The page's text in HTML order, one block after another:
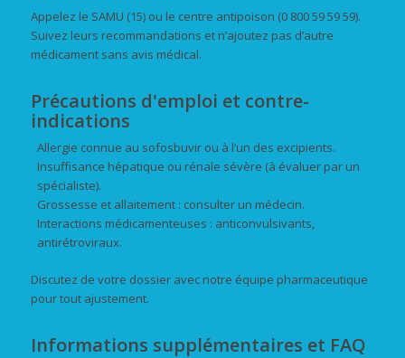
Appelez le SAMU (15) ou le centre antipoison (0 800 59 59 59).
Suivez leurs recommandations et n’ajoutez pas d’autre
médicament sans avis médical.
Précautions d'emploi et contre-
indications
Allergie connue au sofosbuvir ou à l’un des excipients.
Insuffisance hépatique ou rénale sévère (à évaluer par un
spécialiste).
Grossesse et allaitement : consulter un médecin.
Interactions médicamenteuses : anticonvulsivants,
antirétroviraux.
Discutez de votre dossier avec notre équipe pharmaceutique
pour tout ajustement.
Informations supplémentaires et FAQ